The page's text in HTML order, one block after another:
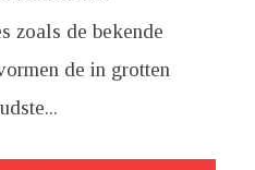
zoals de bekende
de in grotten